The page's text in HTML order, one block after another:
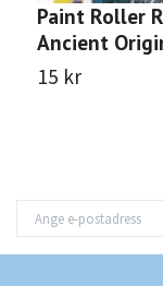
Paint Roller
Ancient
15 kr